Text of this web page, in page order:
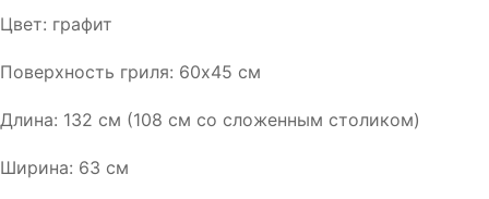
Цвет: графит
Поверхность гриля: 60х45 см
Длина: 132 см (108 см со сложенным столиком)
Ширина: 63 см